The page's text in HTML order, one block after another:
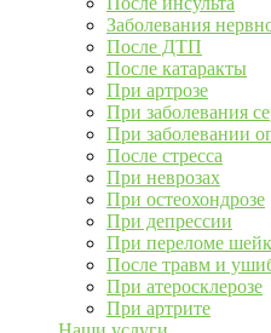
Заболевания
После ДТП
После катаракты
При артрозе
При заболевания
При заболевании
После стресса
При неврозах
При остеохондрозе
При депрессии
При переломе
После травм и
При атеросклерозе
При артрите